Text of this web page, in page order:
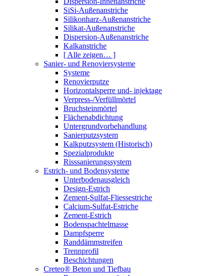
SiSi-Außenanstriche
Silikonharz-Außenanstriche
Silikat-Außenanstriche
Dispersion-Außenanstriche
Kalkanstriche
[ Alle zeigen… ]
Sanier- und Renoviersysteme
Systeme
Renovierputze
Horizontalsperre und- injektage
Verpress-/Verfüllmörtel
Bruchsteinmörtel
Flächenabdichtung
Untergrundvorbehandlung
Sanierputzsystem
Kalkputzsystem (Historisch)
Spezialprodukte
Risssanierungssystem
Estrich- und Bodensysteme
Unterbodenausgleich
Design-Estrich
Zement-Sulfat-Fliessestriche
Calcium-Sulfat-Estriche
Zement-Estrich
Bodenspachtelmasse
Dampfsperre
Randdämmstreifen
Trennprofil
Beschichtungen
Creteo® Beton und Tiefbau